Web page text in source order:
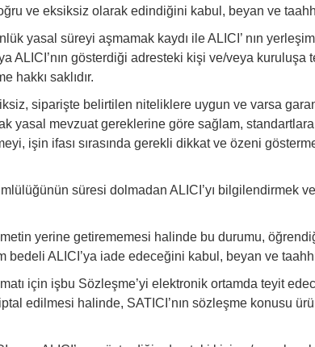
ve eksiksiz olarak edindiğini kabul, beyan ve
yasal süreyi aşmamak kaydı ile ALICI’ nın
ALICI’nın gösterdiği adresteki kişi ve/veya
hakkı saklıdır.
siparişte belirtilen niteliklere uygun ve varsa
yasal mevzuat gereklerine göre sağlam,
işin ifası sırasında gerekli dikkat ve özeni
süresi dolmadan ALICI’yı bilgilendirmek
yerine getirememesi halinde bu durumu,
ALICI’ya iade edeceğini kabul, beyan ve
için işbu Sözleşme’yi elektronik ortamda teyit
edilmesi halinde, SATICI’nın sözleşme konusu